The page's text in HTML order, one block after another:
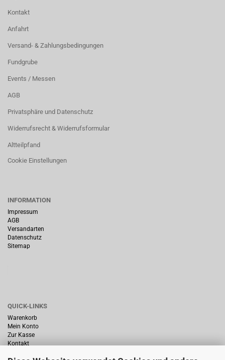
Kontakt
Anfahrt
Versand- & Zahlungsbedingungen
Fundgrube
Events / Messen
AGB
Privatsphäre und Datenschutz
Widerrufsrecht & Widerrufsformular
Altteilpfand
Cookie Einstellungen
INFORMATION
Impressum
AGB
Versandarten
Datenschutz
Sitemap
QUICK-LINKS
Warenkorb
Mein Konto
Zur Kasse
Kontakt